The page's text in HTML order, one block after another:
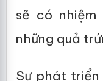
sẽ có
những quả
Sự phát